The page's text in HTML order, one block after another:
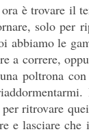
è trovare il
solo per
abbiamo le
a correre,
una poltrona
ritrovare
e lasciare